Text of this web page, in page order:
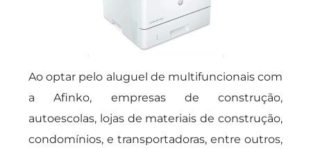
Ao optar pelo aluguel de multifuncionais com
a Afinko, empresas de construção,
autoescolas, lojas de materiais de construção,
condomínios, e transportadoras, entre outros,